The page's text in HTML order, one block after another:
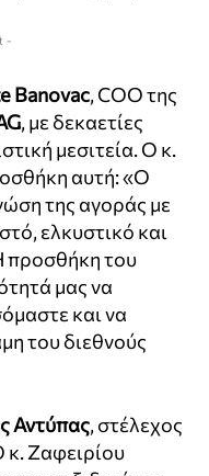
-
Banovac, COO της
, με δεκαετίες
μεσιτεία. Ο κ.
αυτή: «Ο
της αγοράς με
ελκυστικό και
προσθήκη του
μας να
και να
του διεθνούς
Αντύπας, στέλεχος
κ. Ζαφειρίου